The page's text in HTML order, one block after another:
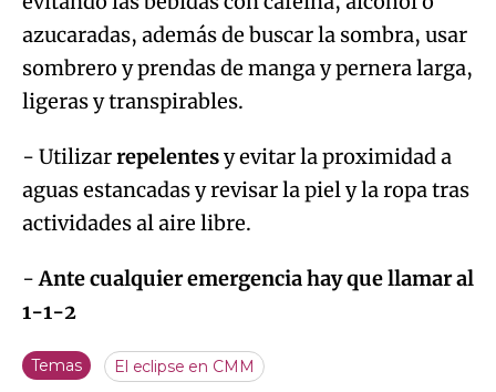
azucaradas, además de buscar la sombra, usar
sombrero y prendas de manga y pernera larga,
ligeras y transpirables.
- Utilizarrepelentesy evitar la proximidad a
aguas estancadas y revisar la piel y la ropa tras
actividades al aire libre.
-Ante cualquier emergencia hay que llamar al
1-1-2
Temas El eclipse en CMM